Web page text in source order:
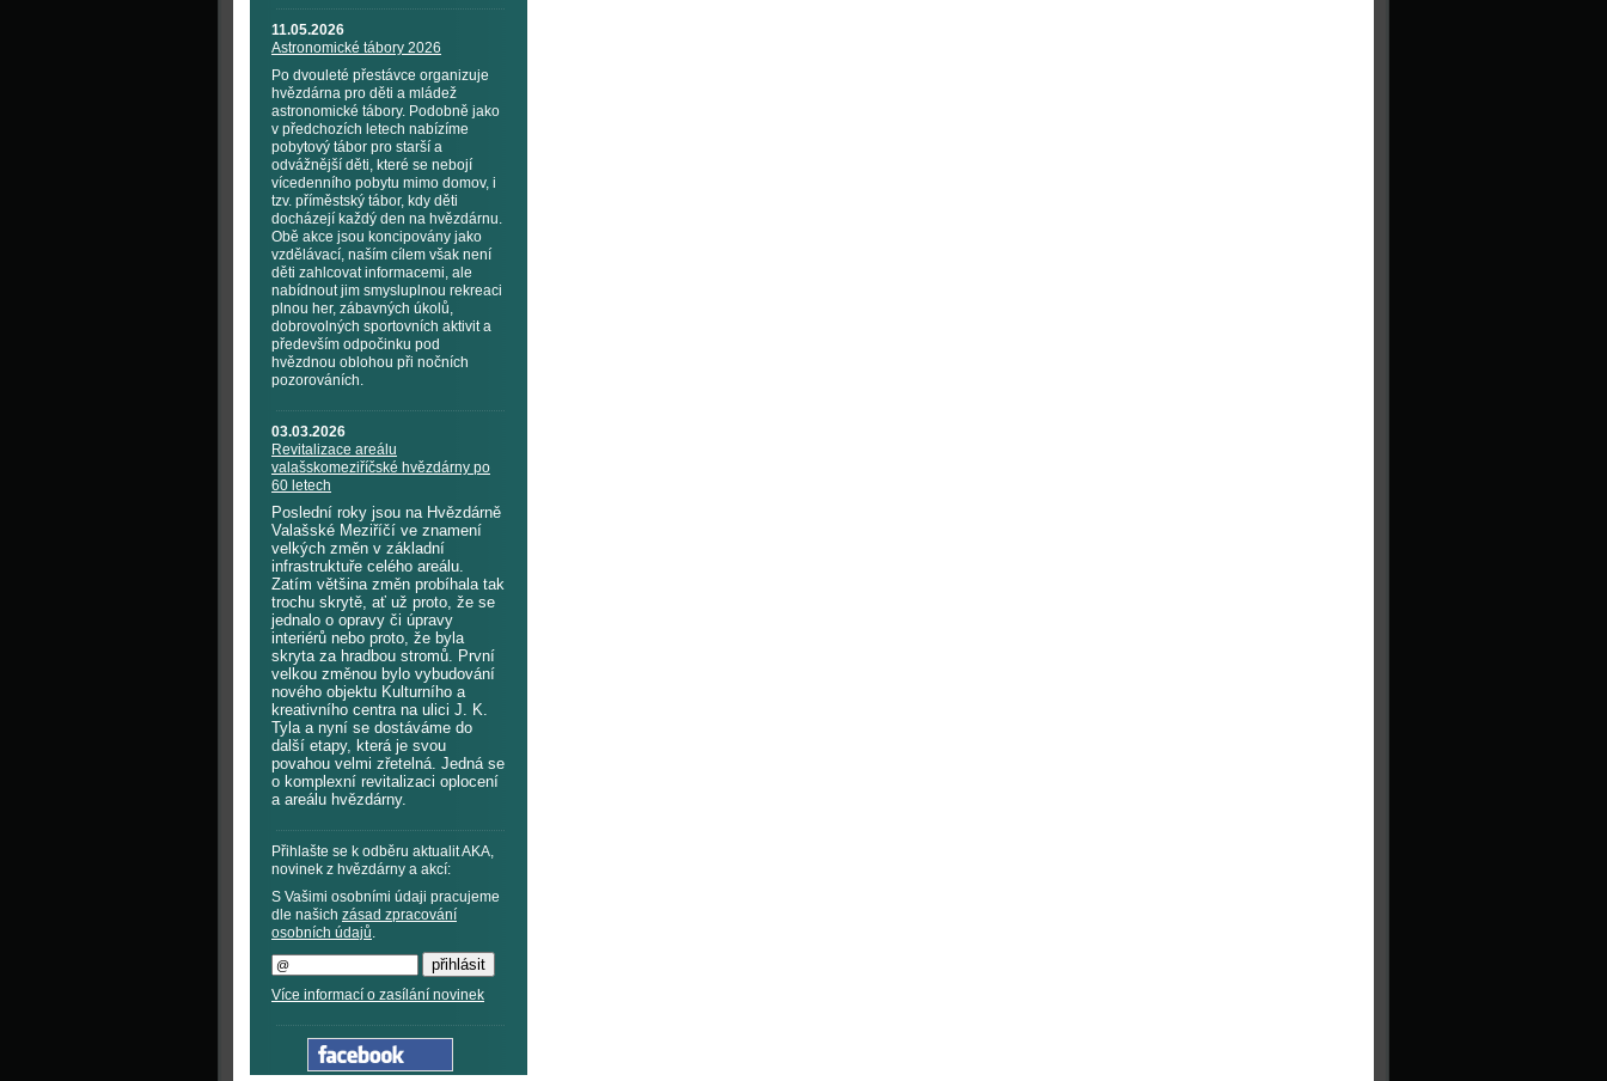
11.05.2026
Astronomické tábory 2026
Po dvouleté přestávce organizuje
hvězdárna pro děti a mládež
astronomické tábory. Podobně jako
v předchozích letech nabízíme
pobytový tábor pro starší a
odvážnější děti, které se nebojí
vícedenního pobytu mimo domov, i
tzv. příměstský tábor, kdy děti
docházejí každý den na hvězdárnu.
Obě akce jsou koncipovány jako
vzdělávací, naším cílem však není
děti zahlcovat informacemi, ale
nabídnout jim smysluplnou rekreaci
plnou her, zábavných úkolů,
dobrovolných sportovních aktivit a
především odpočinku pod
hvězdnou oblohou při nočních
pozorováních.
03.03.2026
Revitalizace areálu
valašskomeziříčské hvězdárny po
60 letech
Poslední roky jsou na Hvězdárně
Valašské Meziříčí ve znamení
velkých změn v základní
infrastruktuře celého areálu.
Zatím většina změn probíhala tak
trochu skrytě, ať už proto, že se
jednalo o opravy či úpravy
interiérů nebo proto, že byla
skryta za hradbou stromů. První
velkou změnou bylo vybudování
nového objektu Kulturního a
kreativního centra na ulici J. K.
Tyla a nyní se dostáváme do
další etapy, která je svou
povahou velmi zřetelná. Jedná se
o komplexní revitalizaci oplocení
a areálu hvězdárny.
Přihlašte se k odběru aktualit AKA,
novinek z hvězdárny a akcí:
S Vašimi osobními údaji pracujeme
dle našich zásad zpracování
osobních údajů.
Více informací o zasílání novinek